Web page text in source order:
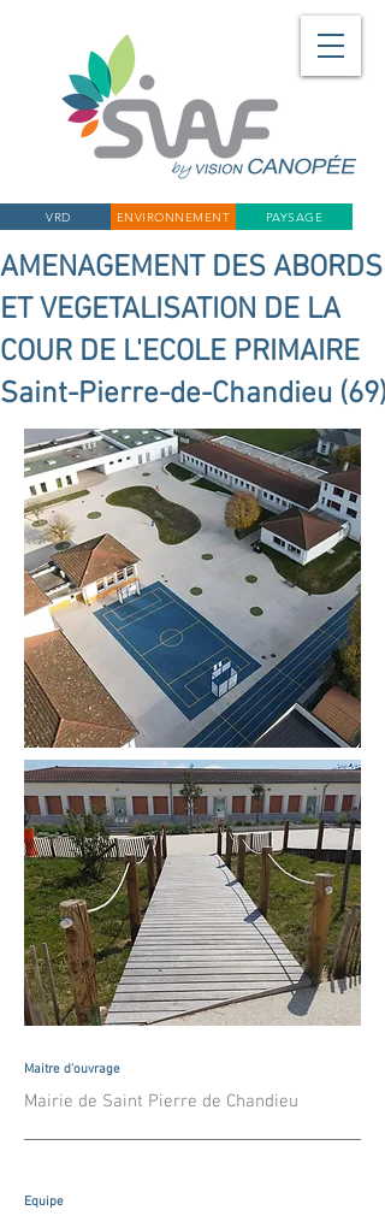
VRD ENVIRONNEMENT PAYSAGE
AMENAGEMENT DES ABORDS
ET VEGETALISATION DE LA
COUR DE L'ECOLE PRIMAIRE
Saint-Pierre-de-Chandieu (69)
Maitre d'ouvrage
Mairie de Saint Pierre de Chandieu
Equipe